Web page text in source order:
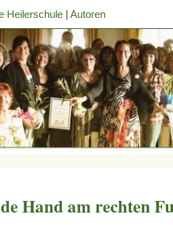
Heilerschule | Autoren
Hand am rechten